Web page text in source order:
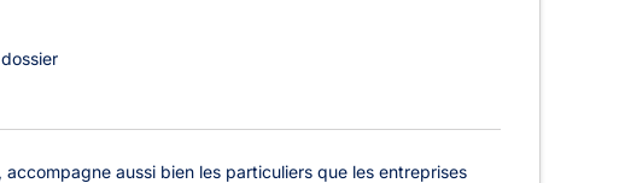
aussi bien les particuliers que les entreprises